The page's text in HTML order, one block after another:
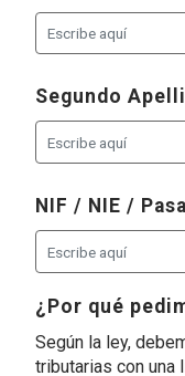
Segundo
NIF / NIE /
¿Por qué
Según la ley,
tributarias con una